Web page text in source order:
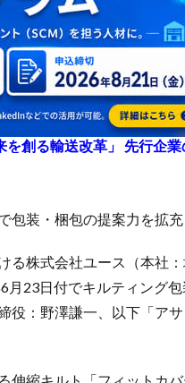
を創る輸送改革」 先行企
包装・梱包の提案力を拡充
る株式会社ユース（本社
23日付でキルティング
役：野澤謙一、以下「ア